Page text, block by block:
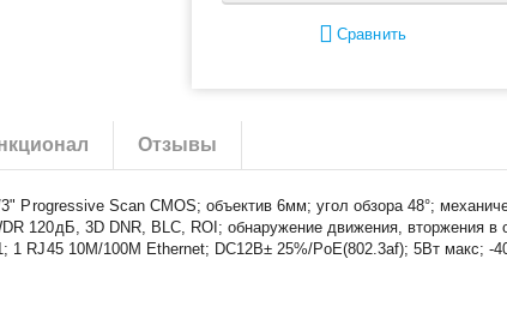
Сравнить
Отзывы
Progressive Scan CMOS; объектив 6мм; угол обзора 48°;
120дБ, 3D DNR, BLC, ROI; обнаружение движения, вторжения
RJ45 10M/100M Ethernet; DC12В± 25%/PoE(802.3af); 5Вт макс; -